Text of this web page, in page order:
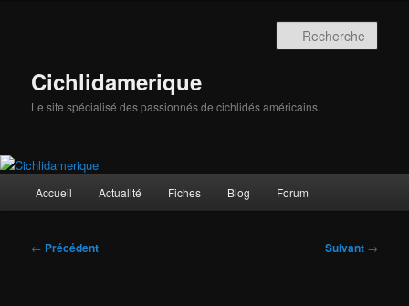
Cichlidamerique
Le site spécialisé des passionnés de cichlidés américains.
principal
Accueil Actualité Fiches Blog Forum
Navigation
← Précédent Suivant →